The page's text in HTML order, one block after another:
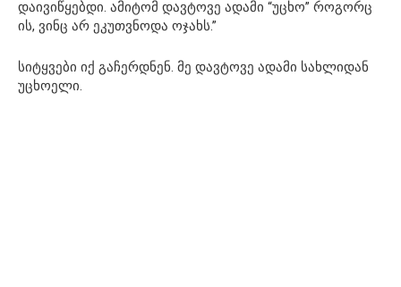
დაივიწყებდი. ამიტომ დავტოვე ადამი “უცხო” როგორც
ის, ვინც არ ეკუთვნოდა ოჯახს.”
სიტყვები იქ გაჩერდნენ. მე დავტოვე ადამი სახლიდან
უცხოელი.